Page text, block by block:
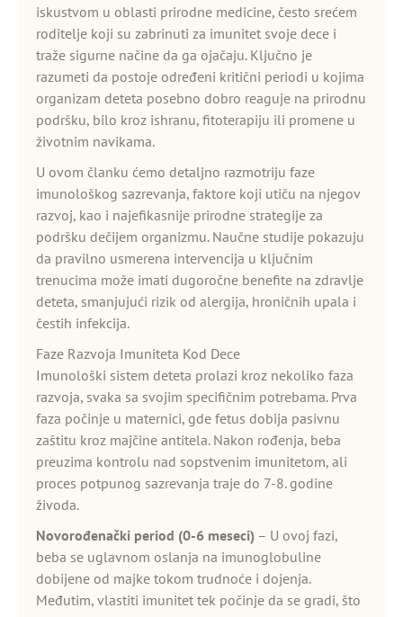
iskustvom u oblasti prirodne medicine, često srećem
roditelje koji su zabrinuti za imunitet svoje dece i
traže sigurne načine da ga ojačaju. Ključno je
razumeti da postoje određeni kritični periodi u kojima
organizam deteta posebno dobro reaguje na prirodnu
podršku, bilo kroz ishranu, fitoterapiju ili promene u
životnim navikama.
U ovom članku ćemo detaljno razmotriju faze
imunološkog sazrevanja, faktore koji utiču na njegov
razvoj, kao i najefikasnije prirodne strategije za
podršku dečijem organizmu. Naučne studije pokazuju
da pravilno usmerena intervencija u ključnim
trenucima može imati dugoročne benefite na zdravlje
deteta, smanjujući rizik od alergija, hroničnih upala i
čestih infekcija.
Faze Razvoja Imuniteta Kod Dece
Imunološki sistem deteta prolazi kroz nekoliko faza
razvoja, svaka sa svojim specifičnim potrebama. Prva
faza počinje u maternici, gde fetus dobija pasivnu
zaštitu kroz majčine antitela. Nakon rođenja, beba
preuzima kontrolu nad sopstvenim imunitetom, ali
proces potpunog sazrevanja traje do 7-8. godine
živoda.
Novorođenački period (0-6 meseci) – U ovoj fazi,
beba se uglavnom oslanja na imunoglobuline
dobijene od majke tokom trudnoće i dojenja.
Međutim, vlastiti imunitet tek počinje da se gradi, što